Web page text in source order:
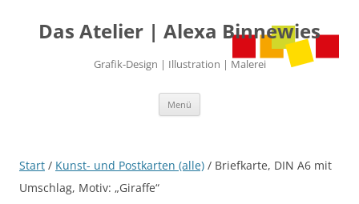
Das Atelier | Alexa Binnewies
Grafik-Design | Illustration | Malerei
Menü
Start / Kunst- und Postkarten (alle) / Briefkarte, DIN A6 mit
Umschlag, Motiv: „Giraffe“